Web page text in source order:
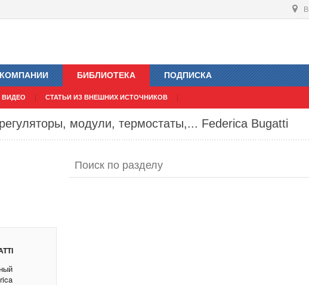
КОМПАНИИ БИБЛИОТЕКА
ВИДЕО СТАТЬИ ИЗ ВНЕШНИХ ИСТОЧНИКОВ
ПОДПИСКА
модули, термостаты,... Federica Bugatti